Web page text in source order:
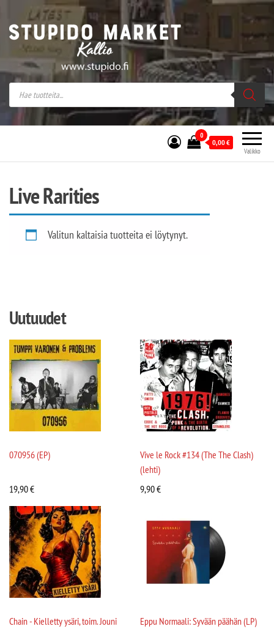
Stupido Market – verkossa ja kivijalassa
Stupido Market on vaihtoehtomusaan
erikoistunut verkko- sekä
kivijalkakauppa Helsingissä Kallion
sydämessä.
Valikko
0
0,00€
Live Rarities
Valitun kaltaisia tuotteita ei löytynyt.
Uutuudet
070956 (EP)
19,90€
Vive le Rock #134 (The The Clash)
(lehti)
9,90€
Chain - Kielletty ysäri, toim. Jouni
Eppu Normaali: Syvään päähän (LP)